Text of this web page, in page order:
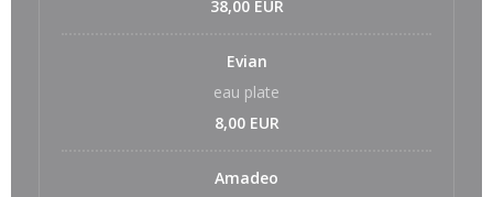
38,00 EUR
Evian
eau plate
8,00 EUR
Amadeo